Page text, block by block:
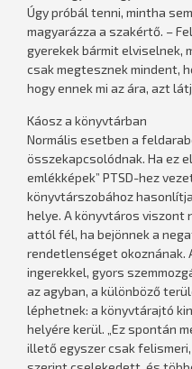
Úgy próbál tenni, mintha
magyarázza a szakértő. –
gyerekek bármit elviselnek,
csak megtesznek mindent,
hogy ennek mi az ára, azt
Káosz a könyvtárban
Normális esetben a
összekapcsolódnak. Ha ez
emlékképek” PTSD-hez
könyvtárszobához
helye. A könyvtáros viszont
attól fél, ha bejönnek a
rendetlenséget okoznának.
ingerekkel, gyors
az agyban, a különböző
léphetnek: a könyvtárajtó
helyére kerül. „Ez spontán
illető egyszer csak